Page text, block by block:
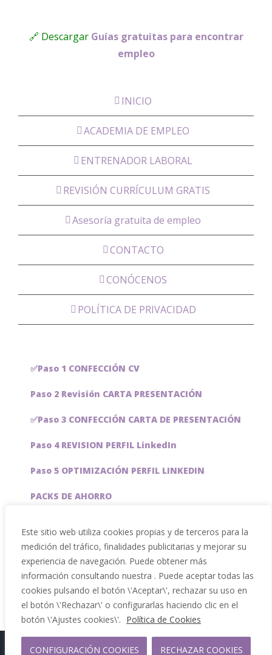
Este sitio web utiliza cookies propias y de terceros para la
medición del tráfico, finalidades publicitarias y mejorar su
experiencia de navegación. Puede obtener más
información consultando nuestra . Puede aceptar todas las
cookies pulsando el botón \'Aceptar\', rechazar su uso en
el botón \'Rechazar\' o configurarlas haciendo clic en el
botón \'Ajustes cookies\'. Política de Cookies
CONFIGURACIÓN COOKIES RECHAZAR COOKIES
🔗 Descargar Guías gratuitas para encontrar
empleo
INICIO
ACADEMIA DE EMPLEO
ENTRENADOR LABORAL
REVISIÓN CURRÍCULUM GRATIS
Asesoría gratuita de empleo
CONTACTO
CONÓCENOS
POLÍTICA DE PRIVACIDAD
✅Paso 1 CONFECCIÓN CV
Paso 2 Revisión CARTA PRESENTACIÓN
✅Paso 3 CONFECCIÓN CARTA DE PRESENTACIÓN
Paso 4 REVISION PERFIL LinkedIn
Paso 5 OPTIMIZACIÓN PERFIL LINKEDIN
PACKS DE AHORRO
Servicios especiales
Copyright 2012 - 2026 |